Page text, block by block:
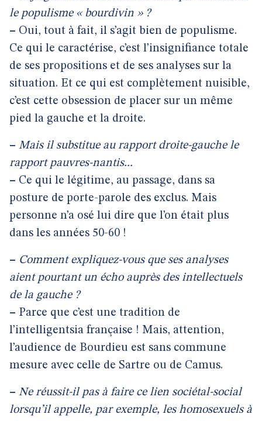
le populisme « bourdivin » ?
– Oui, tout à fait, il s’agit bien de populisme.
Ce qui le caractérise, c’est l’insignifiance totale
de ses propositions et de ses analyses sur la
situation. Et ce qui est complètement nuisible,
c’est cette obsession de placer sur un même
pied la gauche et la droite.
– Mais il substitue au rapport droite-gauche le
rapport pauvres-nantis...
– Ce qui le légitime, au passage, dans sa
posture de porte-parole des exclus. Mais
personne n’a osé lui dire que l’on était plus
dans les années 50-60 !
– Comment expliquez-vous que ses analyses
aient pourtant un écho auprès des intellectuels
de la gauche ?
– Parce que c’est une tradition de
l’intelligentsia française ! Mais, attention,
l’audience de Bourdieu est sans commune
mesure avec celle de Sartre ou de Camus.
– Ne réussit-il pas à faire ce lien sociétal-social
lorsqu’il appelle, par exemple, les homosexuels à